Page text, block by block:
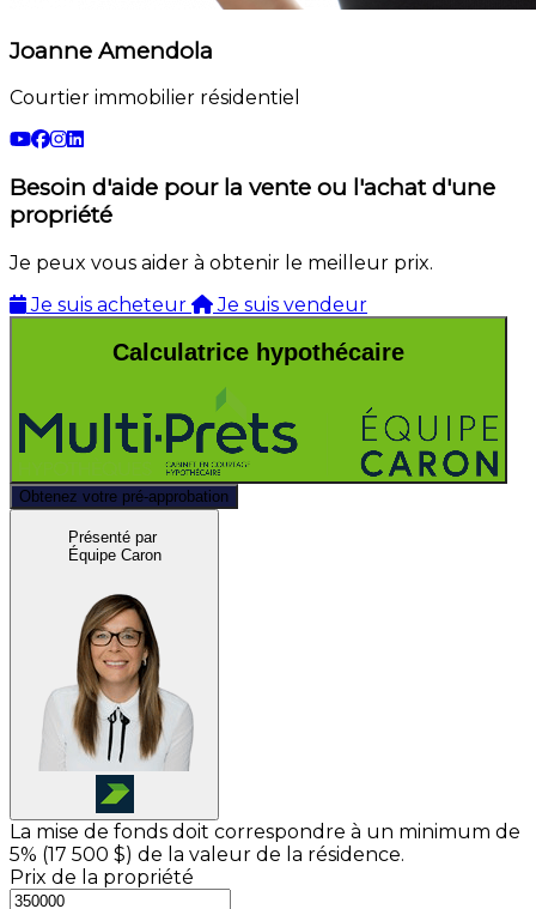
Joanne Amendola
Courtier immobilier résidentiel
Besoin d'aide pour la vente ou l'achat d'une
propriété
Je peux vous aider à obtenir le meilleur prix.
Je suis acheteur
Je suis vendeur
Calculatrice hypothécaire
Obtenez votre pré-approbation
Présenté par
Équipe Caron
La mise de fonds doit correspondre à un minimum de
5% (17 500 $) de la valeur de la résidence.
Prix de la propriété